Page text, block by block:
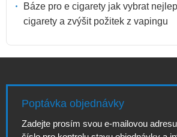
Báze pro e cigarety jak vybrat
cigarety a zvýšit požitek z vapingu
Poptávka objednávky
Zadejte prosím svou e-mailovou